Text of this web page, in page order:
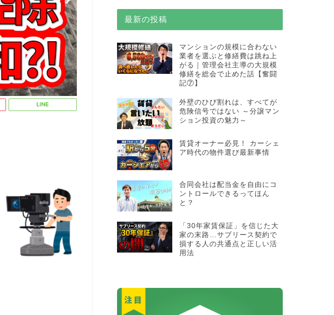
最新の投稿
マンションの規模に合わない
業者を選ぶと修繕費は跳ね上
がる｜管理会社主導の大規模
修繕を総会で止めた話【奮闘
記⑦】
外壁のひび割れは、すべてが
危険信号ではない ～分譲マン
ション投資の魅力～
賃貸オーナー必見！ カーシェ
ア時代の物件選び最新事情
合同会社は配当金を自由にコ
ントロールできるってほん
と？
「30年家賃保証」を信じた大
家の末路…サブリース契約で
損する人の共通点と正しい活
用法